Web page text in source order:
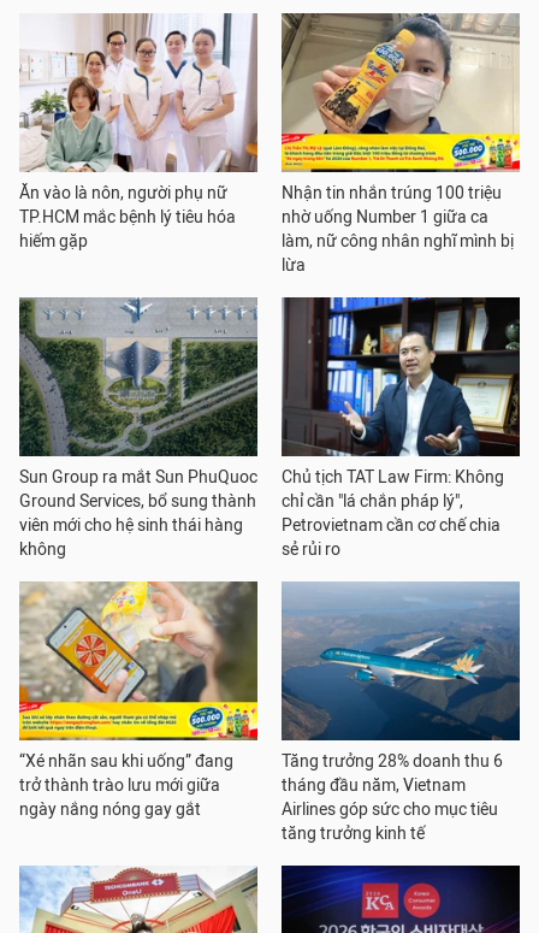
Ăn vào là nôn, người phụ nữ
TP.HCM mắc bệnh lý tiêu hóa
hiếm gặp
Nhận tin nhắn trúng 100 triệu
nhờ uống Number 1 giữa ca
làm, nữ công nhân nghĩ mình bị
lừa
Sun Group ra mắt Sun PhuQuoc
Ground Services, bổ sung thành
viên mới cho hệ sinh thái hàng
không
Chủ tịch TAT Law Firm: Không
chỉ cần "lá chắn pháp lý",
Petrovietnam cần cơ chế chia
sẻ rủi ro
“Xé nhãn sau khi uống” đang
trở thành trào lưu mới giữa
ngày nắng nóng gay gắt
Tăng trưởng 28% doanh thu 6
tháng đầu năm, Vietnam
Airlines góp sức cho mục tiêu
tăng trưởng kinh tế